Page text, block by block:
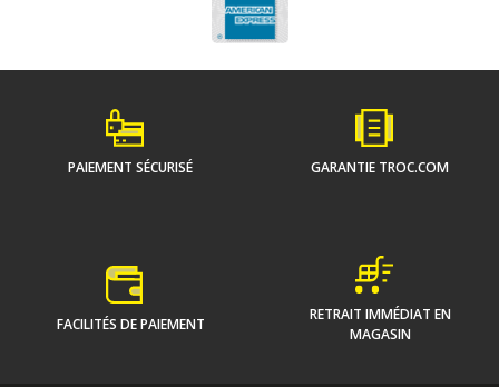
PAIEMENT SÉCURISÉ GARANTIE TROC.COM
FACILITÉS DE PAIEMENT
RETRAIT IMMÉDIAT EN
MAGASIN